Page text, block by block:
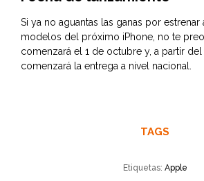
Si ya no aguantas las ganas por
modelos del próximo iPhone, no te
comenzará el 1 de octubre y, a partir
comenzará la entrega a nivel nacional.
TAGS
Etiquetas: Apple